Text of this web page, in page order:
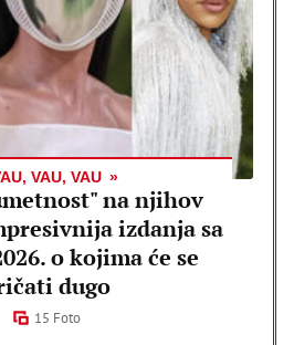
VAU, VAU
na njihov
izdanja sa
o kojima će se
dugo
15 Foto